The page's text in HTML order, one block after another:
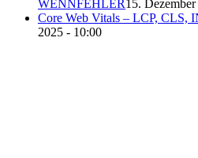
WENNFEHLER15.
Core Web Vitals – LCP, CLS,
2025 - 10:00